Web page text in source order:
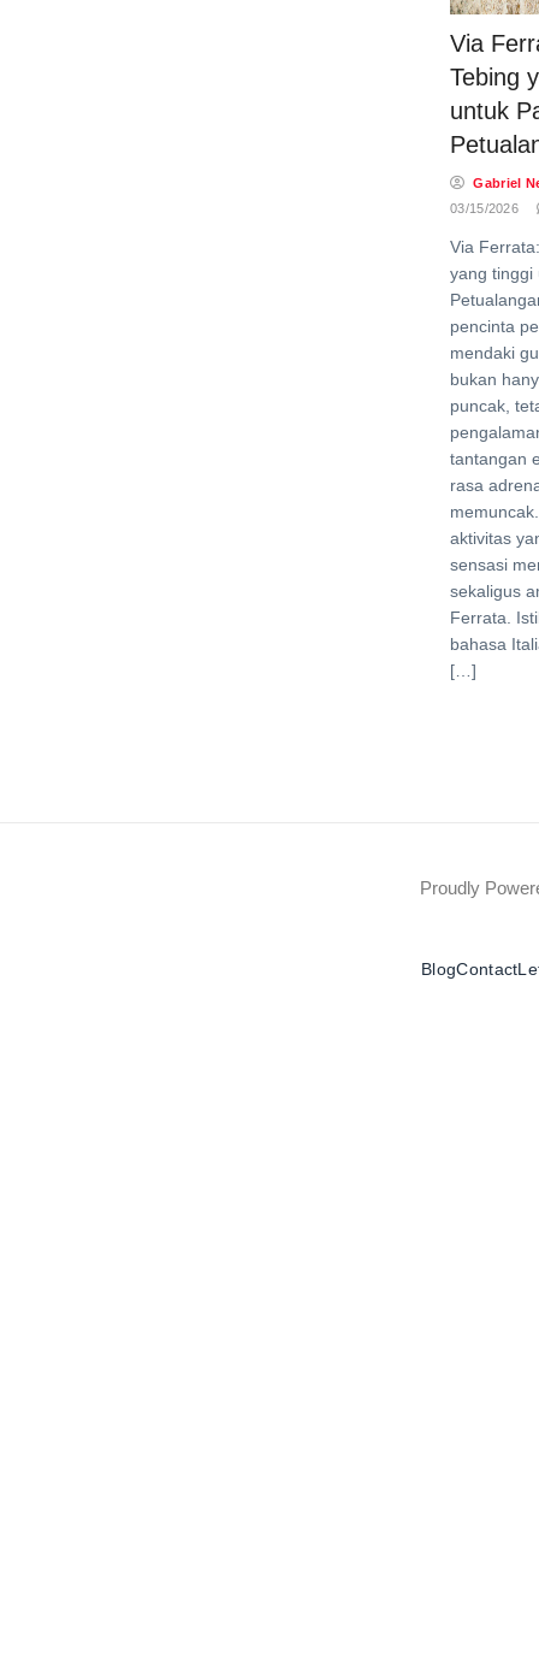
Via
Tebing
untuk
Gabriel
03/15/2026
Via
yang tinggi
pencinta
mendaki
bukan
puncak,
tantangan
rasa
aktivitas
sensasi
sekaligus
Ferrata.
bahasa
[…]
Proudly
BlogContact